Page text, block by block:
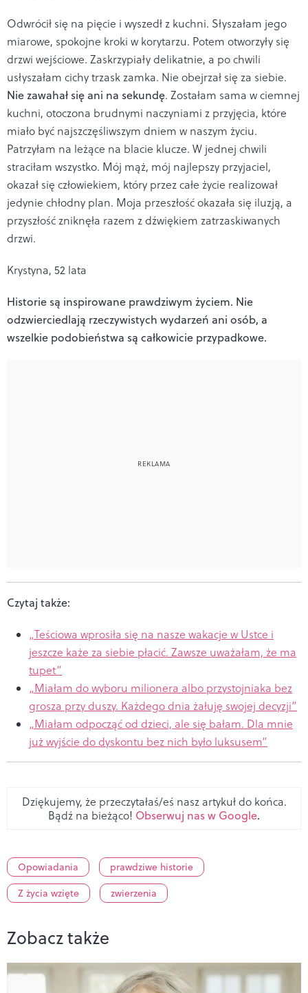
Odwrócił się na pięcie i wyszedł z kuchni. Słyszałam jego
miarowe, spokojne kroki w korytarzu. Potem otworzyły się
drzwi wejściowe. Zaskrzypiały delikatnie, a po chwili
usłyszałam cichy trzask zamka. Nie obejrzał się za siebie.
Nie zawahał się ani na sekundę. Zostałam sama w ciemnej
kuchni, otoczona brudnymi naczyniami z przyjęcia, które
miało być najszczęśliwszym dniem w naszym życiu.
Patrzyłam na leżące na blacie klucze. W jednej chwili
straciłam wszystko. Mój mąż, mój najlepszy przyjaciel,
okazał się człowiekiem, który przez całe życie realizował
jedynie chłodny plan. Moja przeszłość okazała się iluzją, a
przyszłość zniknęła razem z dźwiękiem zatrzaskiwanych
drzwi.
Krystyna, 52 lata
Historie są inspirowane prawdziwym życiem. Nie
odzwierciedlają rzeczywistych wydarzeń ani osób, a
wszelkie podobieństwa są całkowicie przypadkowe.
Czytaj także:
„Teściowa wprosiła się na nasze wakacje w Ustce i
jeszcze każe za siebie płacić. Zawsze uważałam, że ma
tupet”
„Miałam do wyboru milionera albo przystojniaka bez
grosza przy duszy. Każdego dnia żałuję swojej decyzji”
„Miałam odpocząć od dzieci, ale się bałam. Dla mnie
już wyjście do dyskontu bez nich było luksusem”
Dziękujemy, że przeczytałaś/eś nasz artykuł do końca.
Bądź na bieżąco! Obserwuj nas w Google.
Opowiadania
prawdziwe historie
Z życia wzięte
zwierzenia
Zobacz także